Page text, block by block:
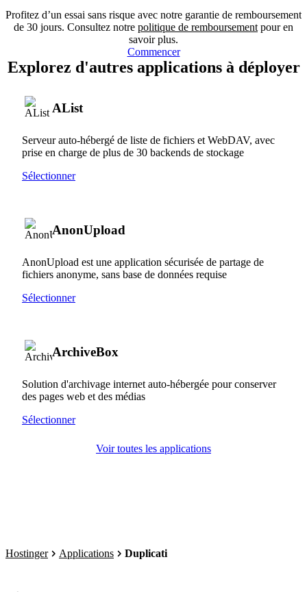
Profitez d’un essai sans risque avec notre garantie de remboursement
de 30 jours. Consultez notre politique de remboursement pour en
savoir plus.
Commencer
Explorez d'autres applications à déployer
AList
Serveur auto-hébergé de liste de fichiers et WebDAV, avec
prise en charge de plus de 30 backends de stockage
Sélectionner
AnonUpload
AnonUpload est une application sécurisée de partage de
fichiers anonyme, sans base de données requise
Sélectionner
ArchiveBox
Solution d'archivage internet auto-hébergée pour conserver
des pages web et des médias
Sélectionner
Voir toutes les applications
Hostinger Applications Duplicati